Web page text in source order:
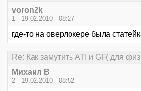
voron2k
1 - 19.02.2010 - 08:27
где-то на оверлокере была
Re: Как замутить ATI и GF( для
Михаил В
2 - 19.02.2010 - 08:52